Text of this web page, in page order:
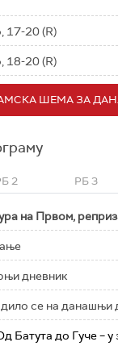
17-20 (R)
18-20 (R)
ШЕМА ЗА
2 РБ 3
на Првом,
дневник
се на данашњи
Батута до Гуче –